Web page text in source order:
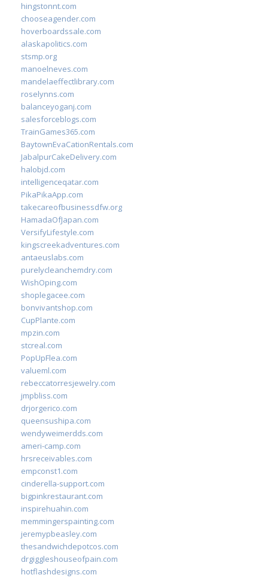
hingstonnt.com
chooseagender.com
hoverboardssale.com
alaskapolitics.com
stsmp.org
manoelneves.com
mandelaeffectlibrary.com
roselynns.com
balanceyoganj.com
salesforceblogs.com
TrainGames365.com
BaytownEvaCationRentals.com
JabalpurCakeDelivery.com
halobjd.com
intelligenceqatar.com
PikaPikaApp.com
takecareofbusinessdfw.org
HamadaOfJapan.com
VersifyLifestyle.com
kingscreekadventures.com
antaeuslabs.com
purelycleanchemdry.com
WishOping.com
shoplegacee.com
bonvivantshop.com
CupPlante.com
mpzin.com
stcreal.com
PopUpFlea.com
valueml.com
rebeccatorresjewelry.com
jmpbliss.com
drjorgerico.com
queensushipa.com
wendyweimerdds.com
ameri-camp.com
hrsreceivables.com
empconst1.com
cinderella-support.com
bigpinkrestaurant.com
inspirehuahin.com
memmingerspainting.com
jeremypbeasley.com
thesandwichdepotcos.com
drgiggleshouseofpain.com
hotflashdesigns.com